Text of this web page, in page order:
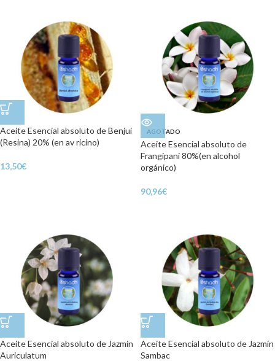
Aceite Esencial absoluto de Benjui
(Resina) 20% (en av ricino)
13,50€
AGOTADO
Aceite Esencial absoluto de
Frangipani 80%(en alcohol
orgánico)
90,96€
Aceite Esencial absoluto de Jazmín
Auriculatum
Aceite Esencial absoluto de Jazmín
Sambac